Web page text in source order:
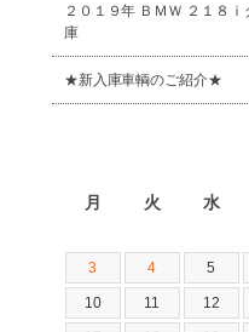
２０１９年 ＢＭＷ ２１８
庫
★新入庫車輌のご紹介★
月 火 水
3 4 5
10 11 12